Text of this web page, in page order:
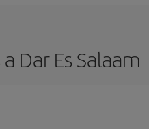
Dar Es Salaam